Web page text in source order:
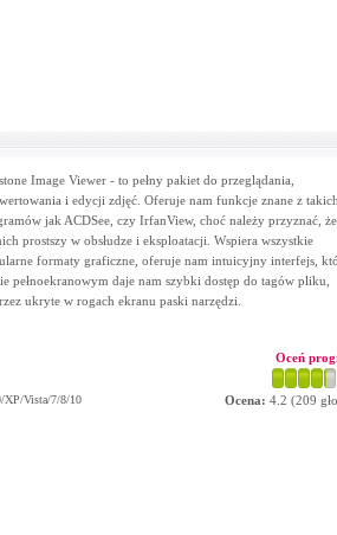
Image Viewer - to pełny pakiet do przeglądania,
i edycji zdjęć. Oferuje nam funkcje znane z takich
jak ACDSee, czy IrfanView, choć należy przyznać,
prostszy w obsłudze i eksploatacji. Wspiera wszystkie
formaty graficzne, oferuje nam intuicyjny interfejs,
pełnoekranowym daje nam szybki dostęp do tagów pliku,
ukryte w rogach ekranu paski narzędzi.
XP/Vista/7/8/10
Oceń
Ocena: 4.2 (209